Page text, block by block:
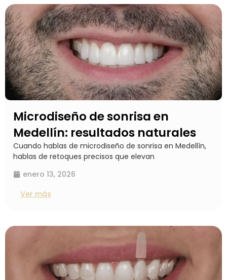
Microdiseño de sonrisa en
Medellín: resultados naturales
Cuando hablas de microdiseño de sonrisa en Medellín,
hablas de retoques precisos que elevan
enero 13, 2026
Ver más